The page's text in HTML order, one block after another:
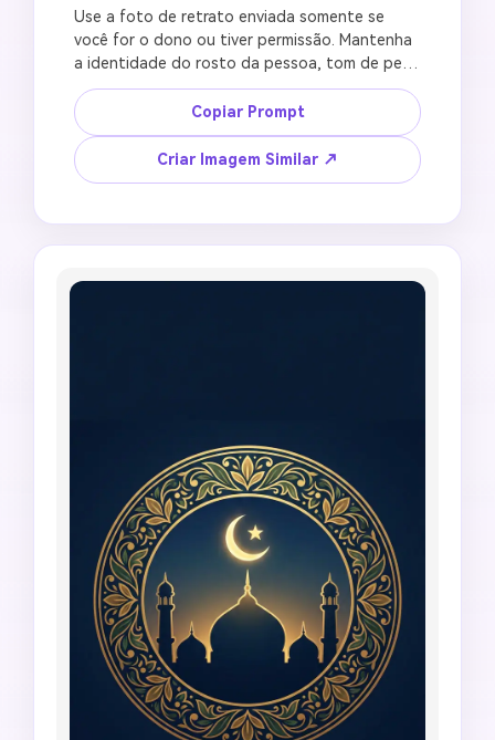
Use a foto de retrato enviada somente se
você for o dono ou tiver permissão. Mantenha
a identidade do rosto da pessoa, tom de pele
e expressão natural inalterados. Crie um DP
modesto de Jumma Mubarak com fundo suave
de mesquita, luz gentil do nascer do sol, borda
floral, moldura de perfil verde e dourada, clima
pacífico de bênção de sexta-feira, recorte
pose glamorosa, sem alteração de maquiagem
pesada, sem representação de figura religiosa,
Copiar Prompt
Criar Imagem Similar ↗